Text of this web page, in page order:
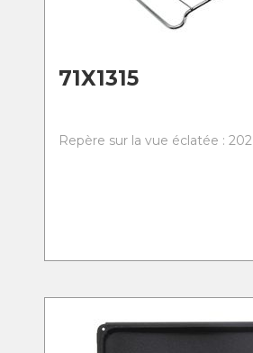
71X1315
Repère sur la vue éclatée : 202